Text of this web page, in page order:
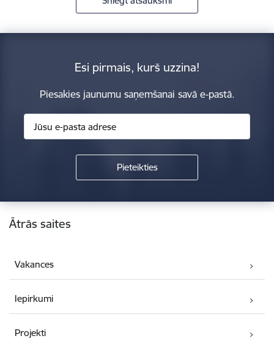
Esi pirmais, kurš uzzina!
Piesakies jaunumu saņemšanai savā e-pastā.
Kājene
Ātrās saites
Vakances
Iepirkumi
Projekti